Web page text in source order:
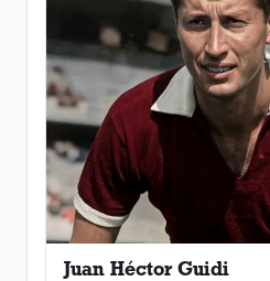
Juan Héctor Guidi